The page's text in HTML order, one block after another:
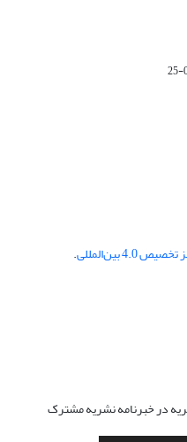
بین‌المللی .
در خبرنامه نشریه مشترک